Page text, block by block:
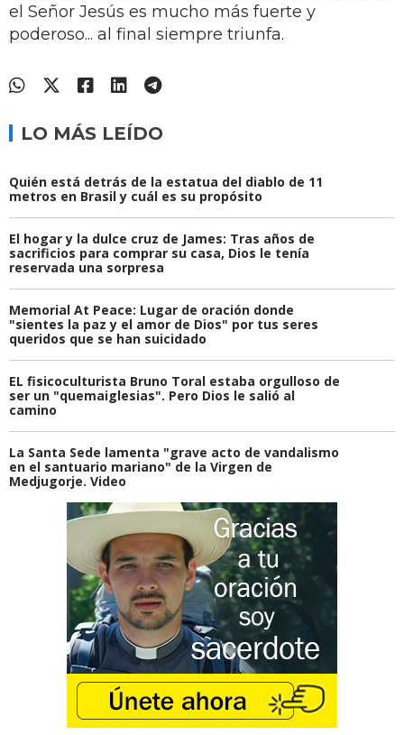
el Señor Jesús es mucho más fuerte y
poderoso... al final siempre triunfa.
LO MÁS LEÍDO
Quién está detrás de la estatua del diablo de 11
metros en Brasil y cuál es su propósito
El hogar y la dulce cruz de James: Tras años de
sacrificios para comprar su casa, Dios le tenía
reservada una sorpresa
Memorial At Peace: Lugar de oración donde
"sientes la paz y el amor de Dios" por tus seres
queridos que se han suicidado
EL fisicoculturista Bruno Toral estaba orgulloso de
ser un "quemaiglesias". Pero Dios le salió al
camino
La Santa Sede lamenta "grave acto de vandalismo
en el santuario mariano" de la Virgen de
Medjugorje. Video